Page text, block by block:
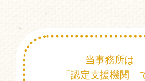
当事務所は
「認定支援機関」